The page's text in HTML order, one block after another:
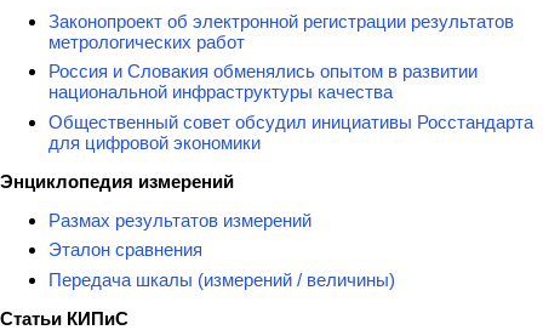
Законопроект об электронной регистрации результатов
метрологических работ
Россия и Словакия обменялись опытом в развитии
национальной инфраструктуры качества
Общественный совет обсудил инициативы Росстандарта
для цифровой экономики
Энциклопедия измерений
Размах результатов измерений
Эталон сравнения
Передача шкалы (измерений / величины)
Статьи КИПиС